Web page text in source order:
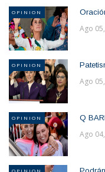
OPINION
Ago
OPINION
Ago
OPINION Q
Ago
OPINION